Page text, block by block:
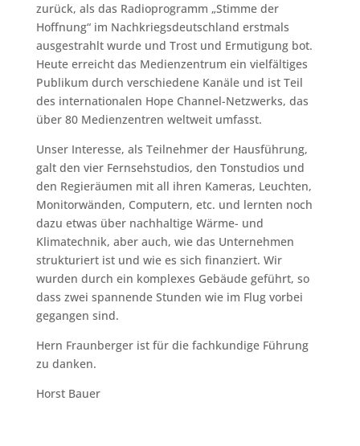
zurück, als das Radioprogramm „Stimme der
Hoffnung“ im Nachkriegsdeutschland erstmals
ausgestrahlt wurde und Trost und Ermutigung bot.
Heute erreicht das Medienzentrum ein vielfältiges
Publikum durch verschiedene Kanäle und ist Teil
des internationalen Hope Channel-Netzwerks, das
über 80 Medienzentren weltweit umfasst.
Unser Interesse, als Teilnehmer der Hausführung,
galt den vier Fernsehstudios, den Tonstudios und
den Regieräumen mit all ihren Kameras, Leuchten,
Monitorwänden, Computern, etc. und lernten noch
dazu etwas über nachhaltige Wärme- und
Klimatechnik, aber auch, wie das Unternehmen
strukturiert ist und wie es sich finanziert. Wir
wurden durch ein komplexes Gebäude geführt, so
dass zwei spannende Stunden wie im Flug vorbei
gegangen sind.
Hern Fraunberger ist für die fachkundige Führung
zu danken.
Horst Bauer